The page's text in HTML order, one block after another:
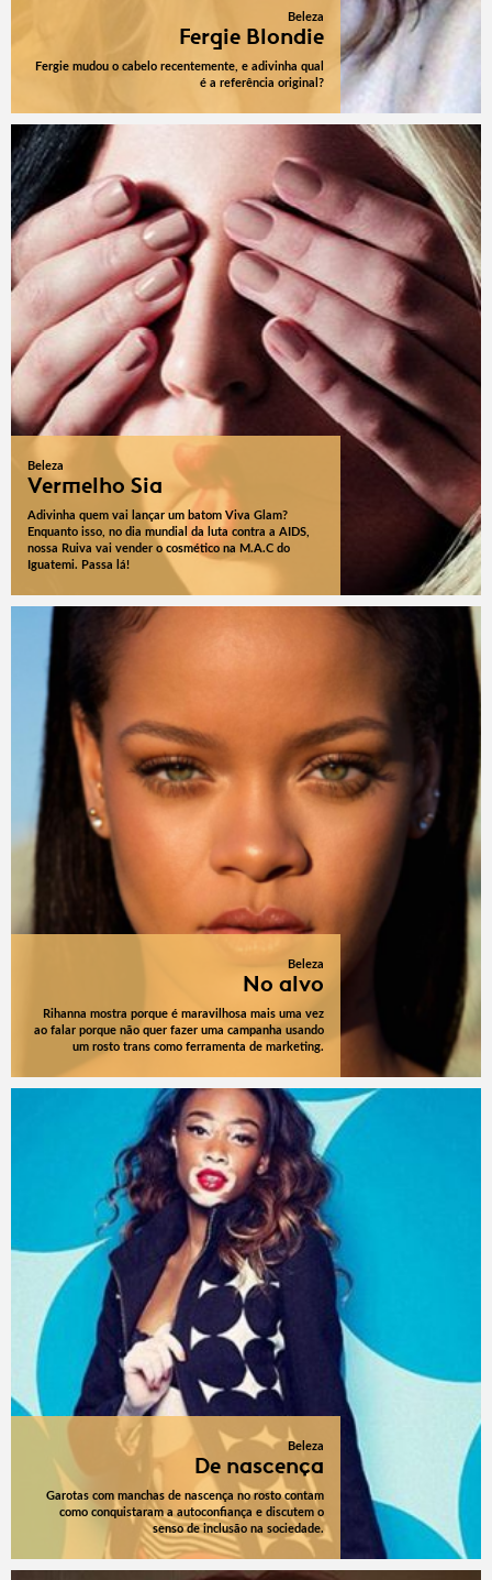
Beleza
Fergie Blondie
Fergie mudou o cabelo recentemente, e adivinha qual
é a referência original?
Beleza
Vermelho Sia
Adivinha quem vai lançar um batom Viva Glam?
Enquanto isso, no dia mundial da luta contra a AIDS,
nossa Ruiva vai vender o cosmético na M.A.C do
Iguatemi. Passa lá!
Beleza
No alvo
Rihanna mostra porque é maravilhosa mais uma vez
ao falar porque não quer fazer uma campanha usando
um rosto trans como ferramenta de marketing.
Beleza
De nascença
Garotas com manchas de nascença no rosto contam
como conquistaram a autoconfiança e discutem o
senso de inclusão na sociedade.